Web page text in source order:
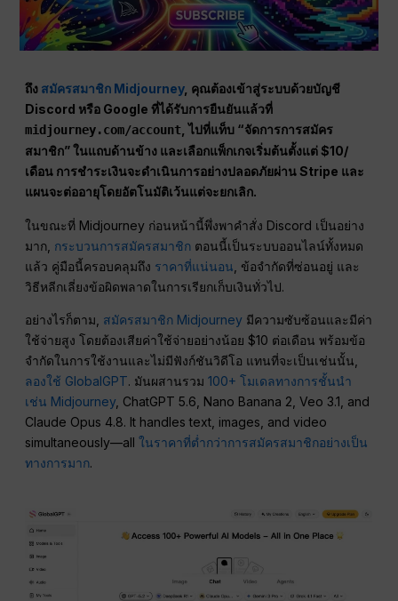
ถึง สมัครสมาชิก Midjourney, คุณต้องเข้าสู่ระบบด้วยบัญชี
Discord หรือ Google ที่ได้รับการยืนยันแล้วที่
midjourney.com/account ไปที่แท็บ “จัดการการสมัคร
สมาชิก” ในแถบด้านข้าง และเลือกแพ็กเกจเริ่มต้นตั้งแต่ $10/
เดือน การชำระเงินจะดำเนินการอย่างปลอดภัยผ่าน Stripe และ
แผนจะต่ออายุโดยอัตโนมัติเว้นแต่จะยกเลิก.
ในขณะที่ Midjourney ก่อนหน้านี้พึ่งพาคำสั่ง Discord เป็นอย่าง
มาก, กระบวนการสมัครสมาชิก ตอนนี้เป็นระบบออนไลน์ทั้งหมด
แล้ว คู่มือนี้ครอบคลุมถึง ราคาที่แน่นอน , ข้อจำกัดที่ซ่อนอยู่ และ
วิธีหลีกเลี่ยงข้อผิดพลาดในการเรียกเก็บเงินทั่วไป.
อย่างไรก็ตาม, สมัครสมาชิก Midjourney มีความซับซ้อนและมีค่า
ใช้จ่ายสูง โดยต้องเสียค่าใช้จ่ายอย่างน้อย $10 ต่อเดือน พร้อมข้อ
จำกัดในการใช้งานและไม่มีฟังก์ชันวิดีโอ แทนที่จะเป็นเช่นนั้น,
ลองใช้ GlobalGPT. มันผสานรวม100+ โมเดลทางการชั้นนำ
เช่น Midjourney, ChatGPT 5.6, Nano Banana 2, Veo 3.1, and
Claude Opus 4.8. It handles text, images, and video
simultaneously—allในราคาที่ต่ำกว่าการสมัครสมาชิกอย่างเป็น
ทางการมาก.